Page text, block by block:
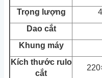
Trọng lượng
Dao cắt
Khung máy
Kích thước rulo
cắt